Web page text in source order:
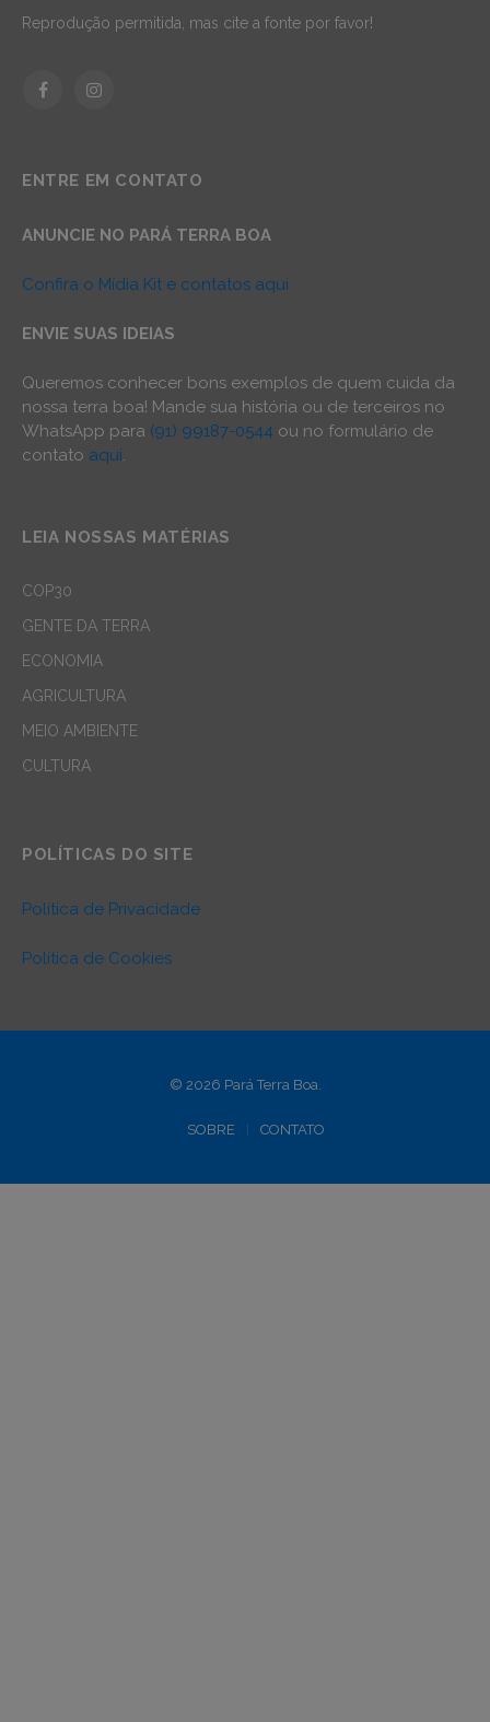
Reprodução permitida, mas cite a fonte por favor!
FacebookInstagram
ENTRE EM CONTATO
ANUNCIE NO PARÁ TERRA BOA
Confira o Mídia Kit e contatos aqui
ENVIE SUAS IDEIAS
Queremos conhecer bons exemplos de quem cuida da
nossa terra boa! Mande sua história ou de terceiros no
WhatsApp para (91) 99187-0544 ou no formulário de
contato aqui.
LEIA NOSSAS MATÉRIAS
COP30
GENTE DA TERRA
ECONOMIA
AGRICULTURA
MEIO AMBIENTE
CULTURA
POLÍTICAS DO SITE
Política de Privacidade
Política de Cookies
© 2026 Pará Terra Boa.
SOBRE CONTATO